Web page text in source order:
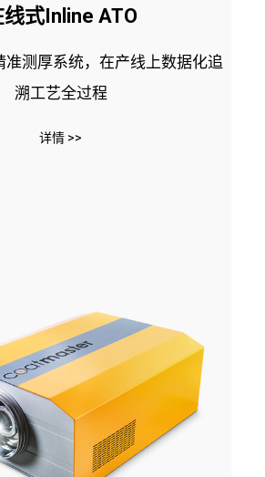
线式Inline ATO
准测厚系统，在产线上数据化追
溯工艺全过程
详情 >>